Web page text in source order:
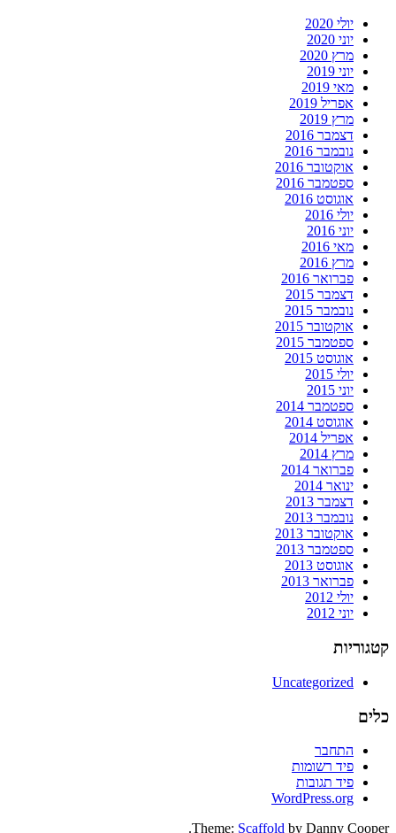
יולי 2020
יוני 2020
מרץ 2020
יוני 2019
מאי 2019
אפריל 2019
מרץ 2019
דצמבר 2016
נובמבר 2016
אוקטובר 2016
ספטמבר 2016
אוגוסט 2016
יולי 2016
יוני 2016
מאי 2016
מרץ 2016
פברואר 2016
דצמבר 2015
נובמבר 2015
אוקטובר 2015
ספטמבר 2015
אוגוסט 2015
יולי 2015
יוני 2015
ספטמבר 2014
אוגוסט 2014
אפריל 2014
מרץ 2014
פברואר 2014
ינואר 2014
דצמבר 2013
נובמבר 2013
אוקטובר 2013
ספטמבר 2013
אוגוסט 2013
פברואר 2013
יולי 2012
יוני 2012
קטגוריות
Uncategorized
כלים
התחבר
פיד רשומות
פיד תגובות
WordPress.org
Theme: Scaffold by Danny Cooper.